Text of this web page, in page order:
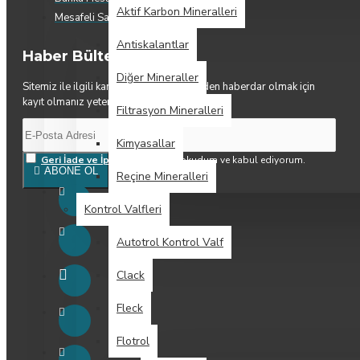
Aktif Karbon Mineralleri
Antiskalantlar
Diğer Mineraller
Filtrasyon Mineralleri
Kimyasallar
Reçine Mineralleri
Kontrol Valfleri
Autotrol Kontrol Valf
Clack
Fleck
Flotrol
Mesafeli Satış Sözleşmesi
Haber Bülteni
Sitemiz ile ilgili kampanya ve yeniliklerden haberdar olmak için
kayıt olmanız yeterlidir.
ABONE OL
Geri İade ve İptal Koşulları 'ni okudum ve kabul ediyorum.